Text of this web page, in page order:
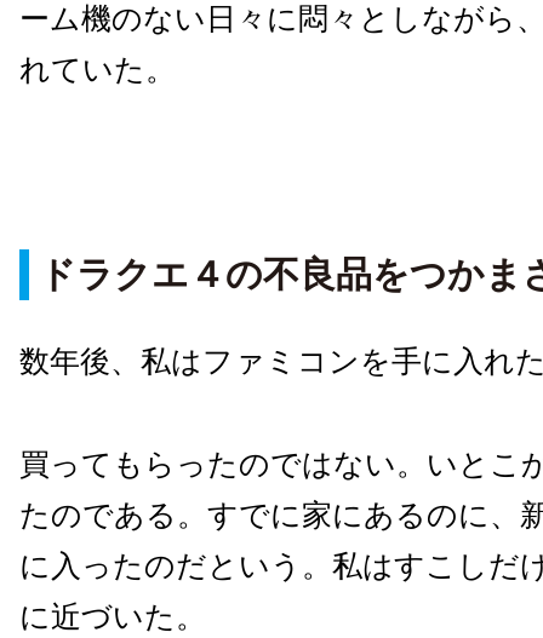
ーム機のない日々に悶々としながら
れていた。
ドラクエ４の不良品をつかま
数年後、私はファミコンを手に入れ
買ってもらったのではない。いとこ
たのである。すでに家にあるのに、
に入ったのだという。私はすこしだ
に近づいた。